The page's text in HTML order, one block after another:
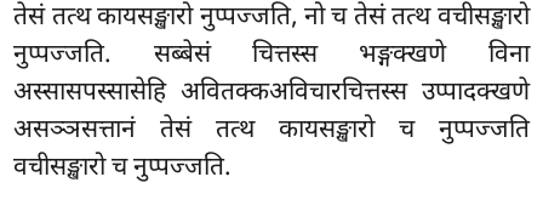
तेसं तत्थ कायसङ्खारो नुप्पज्जति, नो च तेसं तत्थ वचीसङ्खारो
नुप्पज्जति. सब्बेसं चित्तस्स भङ्गक्खणे विना
अस्सासपस्सासेहि अवितक्कअविचारचित्तस्स उप्पादक्खणे
असञ्ञसत्तानं तेसं तत्थ कायसङ्खारो च नुप्पज्जति
वचीसङ्खारो च नुप्पज्जति.